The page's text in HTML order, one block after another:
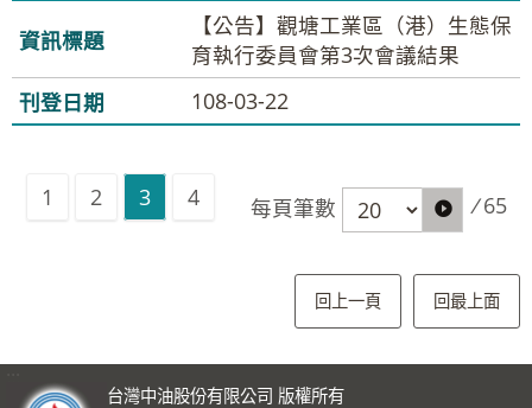
【公告】觀塘工業區（港）生態保
育執行委員會第3次會議結果
108-03-22
1 2 3 4 每頁筆數 / 65
回上一頁 回最上面
台灣中油股份有限公司 版權所有